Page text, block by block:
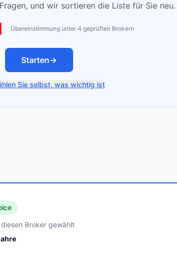
und wir sortieren die Liste für Sie neu.
Übereinstimmung unter 4 geprüften Brokern
Starten→
Sie selbst, was wichtig ist
Broker gewählt